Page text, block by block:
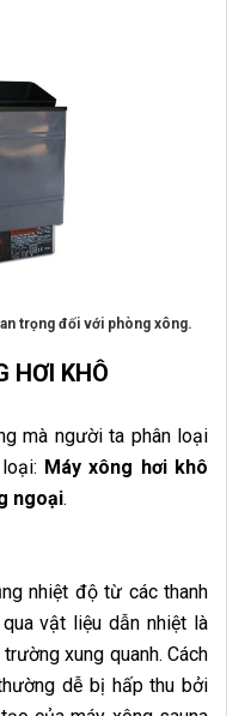
trọng đối với phòng xông.
HƠI KHÔ
mà người ta phân loại
Máy xông hơi khô
ngoại.
nhiệt độ từ các thanh
vật liệu dẫn nhiệt là
xung quanh. Cách
dễ bị hấp thu bởi